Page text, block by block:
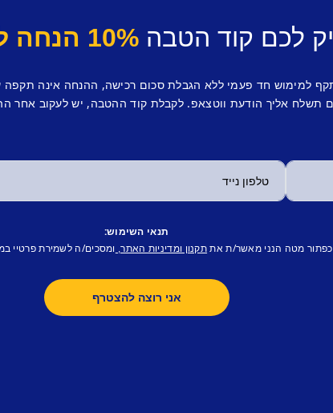
לכם קוד הטבה 10% הנחה לרכישה ראשונה.
למימוש חד פעמי ללא הגבלת סכום רכישה, ההנחה אינה
תשלח אליך הודעת ווטצאפ. לקבלת קוד ההטבה, יש לעקוב אחר
תנאי השימוש:
מטה הנני מאשר/ת את תקנון ומדיניות האתר, ומסכים/ה לשמירת פרטיי